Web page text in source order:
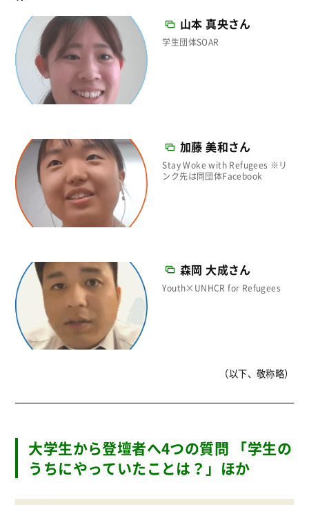
山本 真央さん
学生団体SOAR
加藤 美和さん
Stay Woke with Refugees ※リ
ンク先は同団体Facebook
森岡 大成さん
Youth×UNHCR for Refugees
（以下、敬称略）
大学生から登壇者へ4つの質問 「学生の
うちにやっていたことは？」ほか